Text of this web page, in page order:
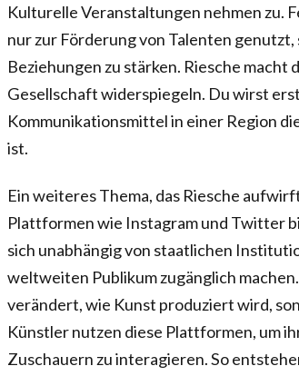
Kulturelle Veranstaltungen nehmen zu.
nur zur Förderung von Talenten
Beziehungen zu stärken. Riesche macht
Gesellschaft widerspiegeln. Du wirst
Kommunikationsmittel in einer Region
ist.
Ein weiteres Thema, das Riesche
Plattformen wie Instagram und Twitter
sich unabhängig von staatlichen
weltweiten Publikum zugänglich
verändert, wie Kunst produziert wird,
Künstler nutzen diese Plattformen, um
Zuschauern zu interagieren. So